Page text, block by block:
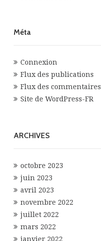
Méta
Connexion
Flux des publications
Flux des commentaires
Site de WordPress-FR
ARCHIVES
octobre 2023
juin 2023
avril 2023
novembre 2022
juillet 2022
mars 2022
janvier 2022